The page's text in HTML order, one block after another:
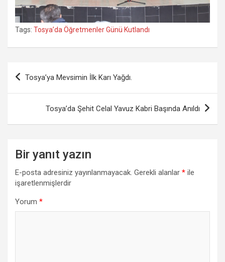
Tags: Tosya’da Öğretmenler Günü Kutlandı
Yazı
gezinmesi
Tosya’ya Mevsimin İlk Karı Yağdı.
Tosya’da Şehit Celal Yavuz Kabri Başında Anıldı
Bir yanıt yazın
E-posta adresiniz yayınlanmayacak. Gerekli alanlar * ile
işaretlenmişlerdir
Yorum *